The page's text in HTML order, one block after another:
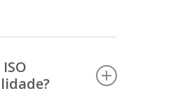
ISO 45001 na sua
a implementação